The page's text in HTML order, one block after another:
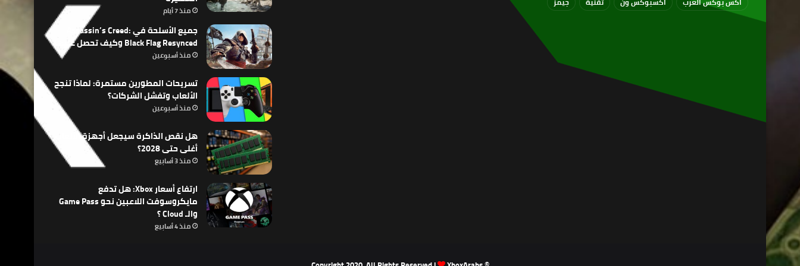
منذ 7 أيام
جميع الأسلحة في Assassin’s Creed:
Black Flag Resynced وكيف تحصل عليها
منذ أسبوعين
تسريحات المطورين مستمرة: لماذا تنجح
الألعاب وتفشل الشركات؟
منذ أسبوعين
هل نقص الذاكرة سيجعل أجهزة الألعاب
أغلى حتى 2028؟
منذ 3 أسابيع
ارتفاع أسعار Xbox: هل تدفع
مايكروسوفت اللاعبين نحو Game Pass
والـ Cloud ؟
منذ 4 أسابيع